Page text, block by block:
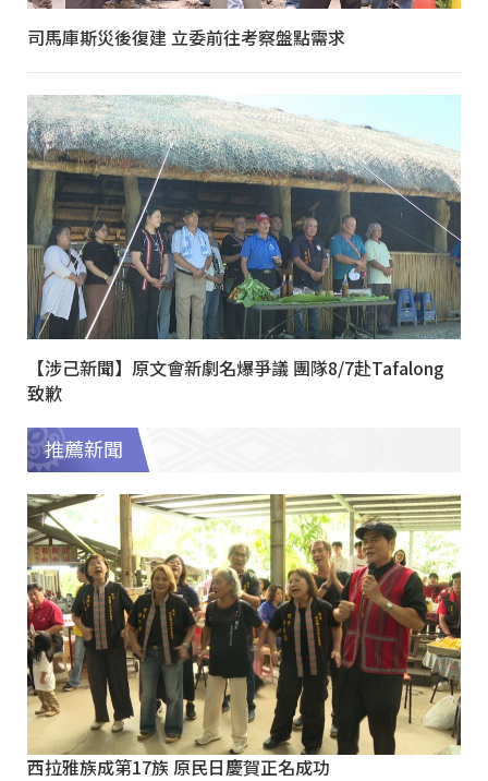
司馬庫斯災後復建 立委前往考察盤點需求
【涉己新聞】原文會新劇名爆爭議 團隊8/7赴Tafalong
致歉
推薦新聞
西拉雅族成第17族 原民日慶賀正名成功